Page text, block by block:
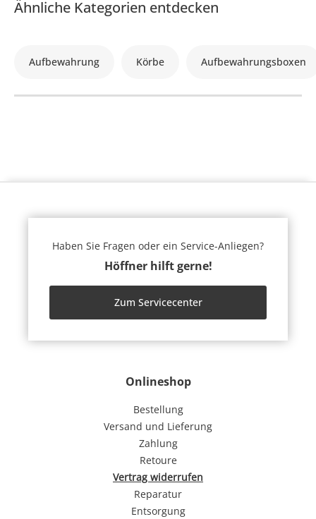
Ähnliche Kategorien entdecken
Aufbewahrung Körbe Aufbewahrungsboxen
Onlineshop
Bestellung
Versand und Lieferung
Zahlung
Retoure
Vertrag widerrufen
Reparatur
Entsorgung
Haben Sie Fragen oder ein Service-Anliegen?
Höffner hilft gerne!
Zum Servicecenter